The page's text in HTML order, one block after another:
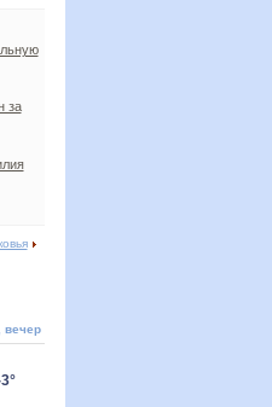
за
вечер